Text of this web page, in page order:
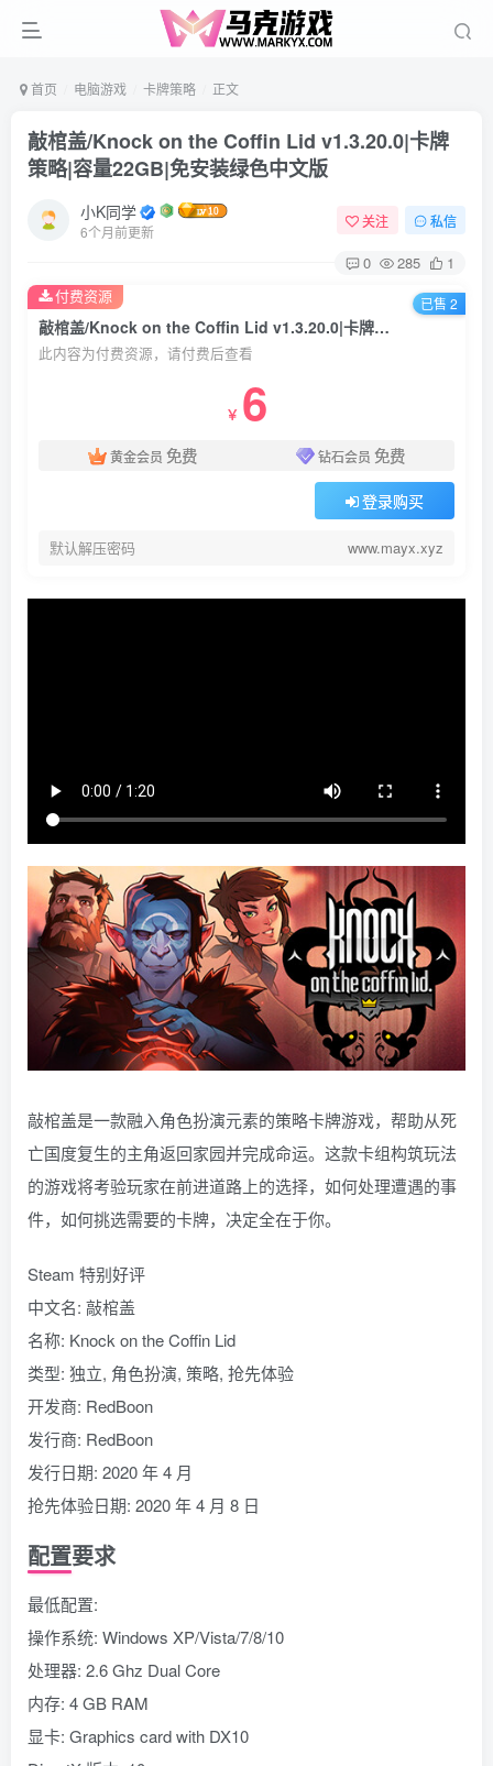
首页 电脑游戏 卡牌策略 正文
敲棺盖/Knock on the Coffin Lid v1.3.20.0|卡牌
策略|容量22GB|免安装绿色中文版
小K同学
6个月前更新
关注 私信
0 285 1
敲棺盖/Knock on the Coffin Lid v1.3.20.0|卡牌策略|容量22GB|免安装绿色中文版
此内容为付费资源，请付费后查看
￥ 6
黄金会员 免费 钻石会员 免费
登录购买
默认解压密码 www.mayx.xyz
付费资源 已售 2
敲棺盖是一款融入角色扮演元素的策略卡牌游戏，帮助从死
亡国度复生的主角返回家园并完成命运。这款卡组构筑玩法
的游戏将考验玩家在前进道路上的选择，如何处理遭遇的事
件，如何挑选需要的卡牌，决定全在于你。
Steam 特别好评
中文名: 敲棺盖
名称: Knock on the Coffin Lid
类型: 独立, 角色扮演, 策略, 抢先体验
开发商: RedBoon
发行商: RedBoon
发行日期: 2020 年 4 月
抢先体验日期: 2020 年 4 月 8 日
配置要求
最低配置:
操作系统: Windows XP/Vista/7/8/10
处理器: 2.6 Ghz Dual Core
内存: 4 GB RAM
显卡: Graphics card with DX10